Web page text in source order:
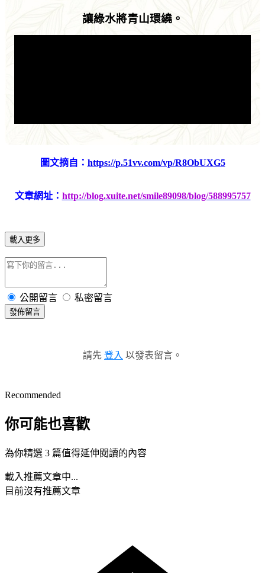
讓綠水將青山環繞。
圖文摘自： https://p.51vv.com/vp/R8ObUXG5
文章網址： http://blog.xuite.net/smile89098/blog/588995757
載入更多
公開留言 私密留言
發佈留言
請先 登入 以發表留言。
Recommended
你可能也喜歡
為你精選 3 篇值得延伸閱讀的內容
載入推薦文章中...
目前沒有推薦文章